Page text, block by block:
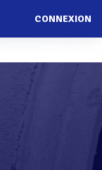
CONNEXION